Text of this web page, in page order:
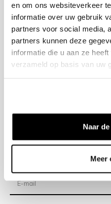
en om ons websiteverkeer
informatie over uw gebruik
partners voor social media,
partners kunnen deze
informatie die u aan ze
verzameld op basis van uw
Naar
Meer
+31 23 205 2006
info@bruut.nl
Contact Formulier
Open tot 18:00
OPENINGSTIJDEN
Verzending